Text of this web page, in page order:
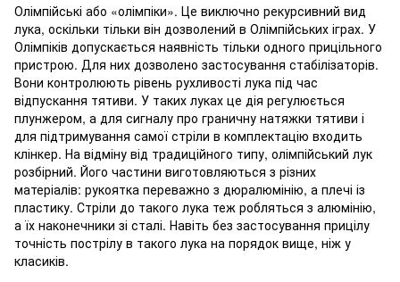
Олімпійські або «олімпіки». Це виключно рекурсивний вид
лука, оскільки тільки він дозволений в Олімпійських іграх. У
Олімпіків допускається наявність тільки одного прицільного
пристрою. Для них дозволено застосування стабілізаторів.
Вони контролюють рівень рухливості лука під час
відпускання тятиви. У таких луках це дія регулюється
плунжером, а для сигналу про граничну натяжки тятиви і
для підтримування самої стріли в комплектацію входить
клінкер. На відміну від традиційного типу, олімпійський лук
розбірний. Його частини виготовляються з різних
матеріалів: рукоятка переважно з дюралюмінію, а плечі із
пластику. Стріли до такого лука теж робляться з алюмінію,
а їх наконечники зі сталі. Навіть без застосування прицілу
точність пострілу в такого лука на порядок вище, ніж у
класиків.